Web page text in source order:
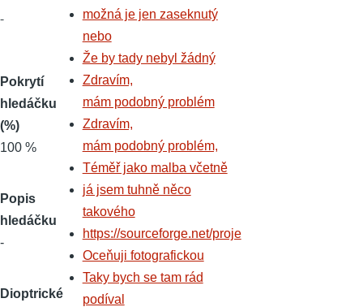
-
Pokrytí
hledáčku
(%)
100 %
Popis
hledáčku
-
Dioptrické
možná je jen zaseknutý
nebo
Že by tady nebyl žádný
Zdravím,
mám podobný problém
Zdravím,
mám podobný problém,
Téměř jako malba včetně
já jsem tuhně něco
takového
https://sourceforge.net/proje
Oceňuji fotografickou
Taky bych se tam rád
podíval